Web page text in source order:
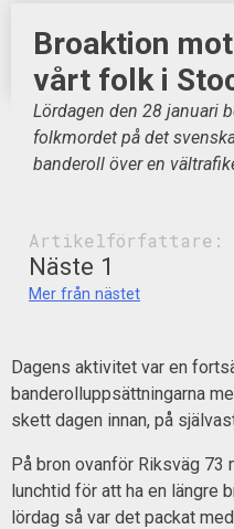
Broaktion
vårt folk i
Lördagen den 28 januari
folkmordet på det
banderoll över en
Artikelförfattare:
Näste 1
Mer från nästet
Dagens aktivitet var en
banderolluppsättningarna
skett dagen innan, på
På bron ovanför Riksväg 73
lunchtid för att ha en längre
lördag så var det packat